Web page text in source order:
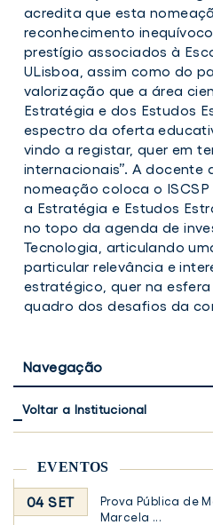
acredita que esta
reconhecimento
prestígio associados à
ULisboa, assim como do
valorização que a área
Estratégia e dos Estudos
espectro da oferta
vindo a registar, quer em
internacionais”. A docente
nomeação coloca o
a Estratégia e Estudos
no topo da agenda de
Tecnologia, articulando
particular relevância e
estratégico, quer na esfera
quadro dos desafios da
Navegação
Voltar a Institucional
EVENTOS
04 SET
Prova Pública de
Marcela ...